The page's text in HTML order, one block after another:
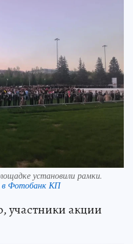
установили рамки.
в Фотобанк КП
участники акции